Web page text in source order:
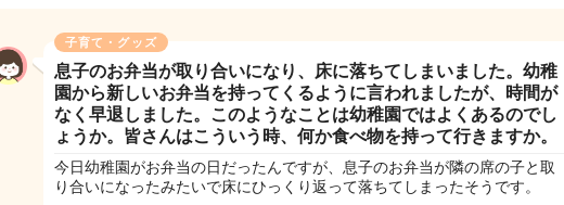
子育て・グッズ
息子のお弁当が取り合いになり、床に落ちてしまいました。幼稚
園から新しいお弁当を持ってくるように言われましたが、時間が
なく早退しました。このようなことは幼稚園ではよくあるのでし
ょうか。皆さんはこういう時、何か食べ物を持って行きますか。
今日幼稚園がお弁当の日だったんですが、息子のお弁当が隣の席の子と取
り合いになったみたいで床にひっくり返って落ちてしまったそうです。